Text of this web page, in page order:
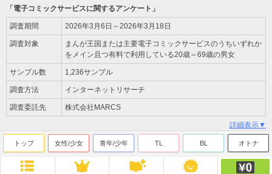
「電子コミックサービスに関するアンケート」
調査期間 2026年3月6日～2026年3月18日
調査対象
まんが王国または主要電子コミックサービスのうちいずれか
をメイン且つ有料で利用している20歳～69歳の男女
サンプル数 1,236サンプル
調査方法 インターネットリサーチ
調査委託先 株式会社MARCS
詳細表示▼
トップ 女性/少女 青年/少年 TL BL オトナ